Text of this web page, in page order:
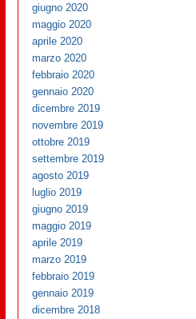
giugno 2020
maggio 2020
aprile 2020
marzo 2020
febbraio 2020
gennaio 2020
dicembre 2019
novembre 2019
ottobre 2019
settembre 2019
agosto 2019
luglio 2019
giugno 2019
maggio 2019
aprile 2019
marzo 2019
febbraio 2019
gennaio 2019
dicembre 2018